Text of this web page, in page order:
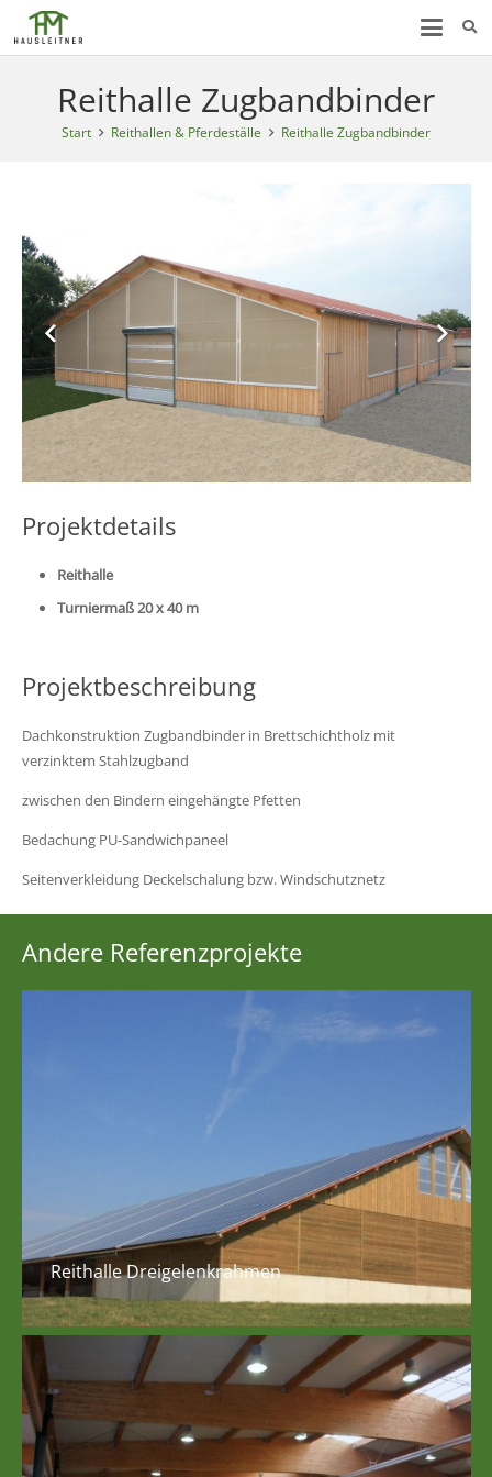
Reithalle Zugbandbinder
Start Reithallen & Pferdeställe Reithalle Zugbandbinder
Projektdetails
Reithalle
Turniermaß 20 x 40 m
Projektbeschreibung
Dachkonstruktion Zugbandbinder in Brettschichtholz mit
verzinktem Stahlzugband
zwischen den Bindern eingehängte Pfetten
Bedachung PU-Sandwichpaneel
Seitenverkleidung Deckelschalung bzw. Windschutznetz
Andere Referenzprojekte
Reithalle Dreigelenkrahmen